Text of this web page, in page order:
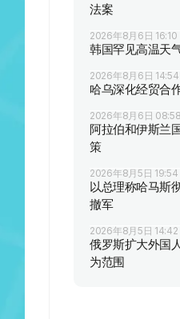
法案
2026年8月6日 16:10
韩国罕见高温天
2026年8月6日 14:54
哈乌深化经贸合
2026年8月6日 08:58
阿拉伯和伊斯兰
策
2026年8月5日 19:54
以总理称哈马斯
撤军
2026年8月5日 14:42
俄罗斯扩大外国
为范围